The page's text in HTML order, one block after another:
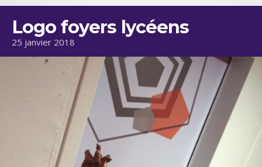
Logo foyers lycéens
25 janvier 2018